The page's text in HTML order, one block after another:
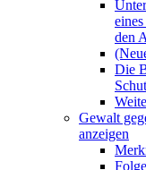
den
Die
Gewalt
anzeigen